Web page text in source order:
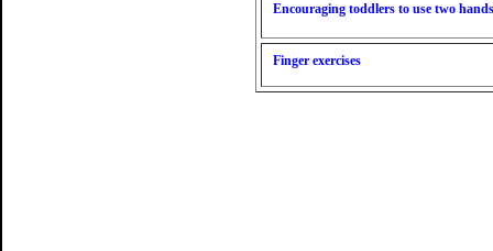
Encouraging toddlers to use two hands
Finger exercises